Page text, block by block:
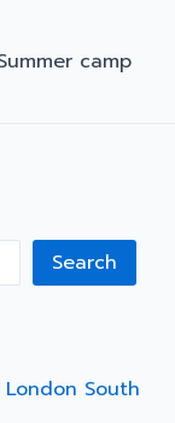
camp
Search
South